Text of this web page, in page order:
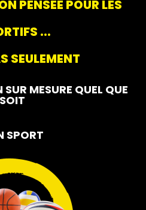
PENSÉE POUR LES
...
SEULEMENT
MESURE QUEL QUE
SOIT
SPORT